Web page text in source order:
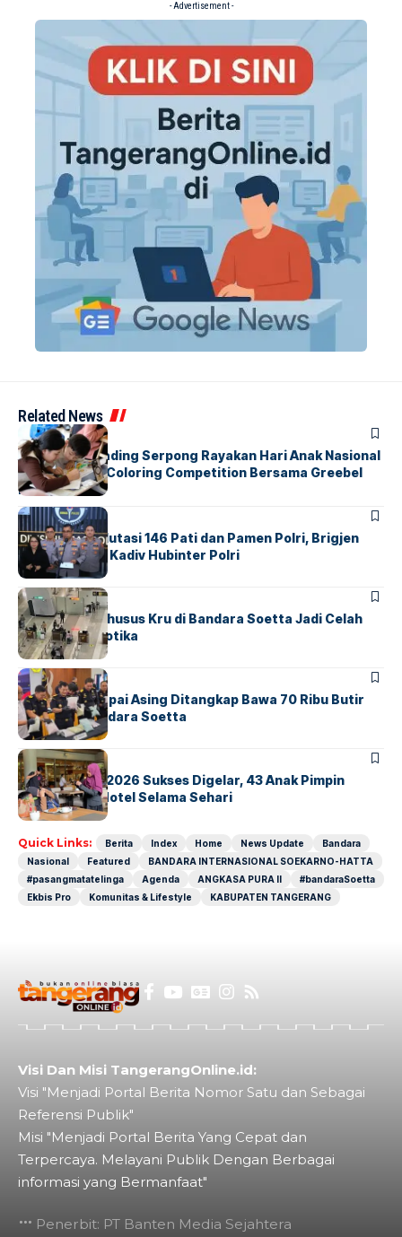
- Advertisement -
Related News
BERITAINDEX
Atria Hotel Gading Serpong Rayakan Hari Anak Nasional
Lewat Family Coloring Competition Bersama Greebel
Indonesia
BERITA
Mabes Polri Mutasi 146 Pati dan Pamen Polri, Brigjen
Untung Jabat Kadiv Hubinter Polri
BANDARABERITA
Ketika Jalur Khusus Kru di Bandara Soetta Jadi Celah
Sindikat Narkotika
BANDARA BERITA
Kopilot Maskapai Asing Ditangkap Bawa 70 Ribu Butir
Ekstasi di Bandara Soetta
BERITAINDEX
GM For A Day 2026 Sukses Digelar, 43 Anak Pimpin
Operasional Hotel Selama Sehari
Quick Links: Berita Index Home News Update
Bandara
Nasional
Featured
BANDARA INTERNASIONAL SOEKARNO-HATTA
#pasangmatatelinga
Agenda ANGKASA PURA II
#bandaraSoetta
Ekbis Pro
Komunitas & Lifestyle KABUPATEN TANGERANG
Visi Dan Misi TangerangOnline.id:
Visi "Menjadi Portal Berita Nomor Satu dan Sebagai
Referensi Publik"
Misi "Menjadi Portal Berita Yang Cepat dan
Terpercaya. Melayani Publik Dengan Berbagai
informasi yang Bermanfaat"
Penerbit: PT Banten Media Sejahtera